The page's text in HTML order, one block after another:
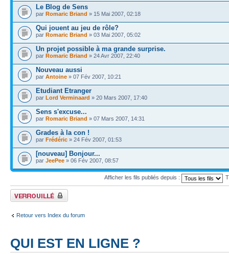
Le Blog de Sens
par Romaric Briand » 15 Mai 2007, 02:18
Qui jouent au jeu de rôle?
par Romaric Briand » 03 Mai 2007, 05:02
Un projet possible à ma grande surprise.
par Romaric Briand » 24 Avr 2007, 22:40
Nouveau aussi
par Antoine » 07 Fév 2007, 10:21
Etudiant Etranger
par Lord Verminaard » 20 Mars 2007, 17:40
Sens s'excuse...
par Romaric Briand » 07 Mars 2007, 14:31
Grades à la con !
par Frédéric » 24 Fév 2007, 01:53
[nouveau] Bonjour...
par JeePee » 06 Fév 2007, 08:57
Afficher les fils publiés depuis :
Forum verrouillé
Retour vers Index du forum
QUI EST EN LIGNE ?